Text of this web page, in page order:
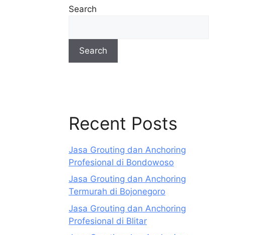
Search
Search
Recent Posts
Jasa Grouting dan Anchoring
Profesional di Bondowoso
Jasa Grouting dan Anchoring
Termurah di Bojonegoro
Jasa Grouting dan Anchoring
Profesional di Blitar